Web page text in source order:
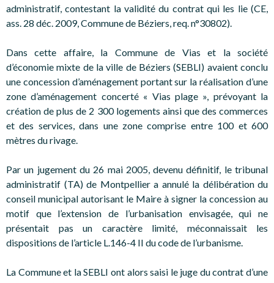
administratif, contestant la validité du contrat qui les lie (CE,
ass. 28 déc. 2009, Commune de Béziers, req. n°30802).
Dans cette affaire, la Commune de Vias et la société
d’économie mixte de la ville de Béziers (SEBLI) avaient conclu
une concession d’aménagement portant sur la réalisation d’une
zone d’aménagement concerté « Vias plage », prévoyant la
création de plus de 2 300 logements ainsi que des commerces
et des services, dans une zone comprise entre 100 et 600
mètres du rivage.
Par un jugement du 26 mai 2005, devenu définitif, le tribunal
administratif (TA) de Montpellier a annulé la délibération du
conseil municipal autorisant le Maire à signer la concession au
motif que l’extension de l’urbanisation envisagée, qui ne
présentait pas un caractère limité, méconnaissait les
dispositions de l’article L.146-4 II du code de l’urbanisme.
La Commune et la SEBLI ont alors saisi le juge du contrat d’une